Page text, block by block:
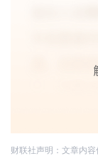
财联社声明：文章内